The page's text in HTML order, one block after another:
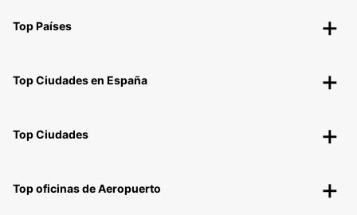
Top Países
Top Ciudades en España
Top Ciudades
Top oficinas de Aeropuerto